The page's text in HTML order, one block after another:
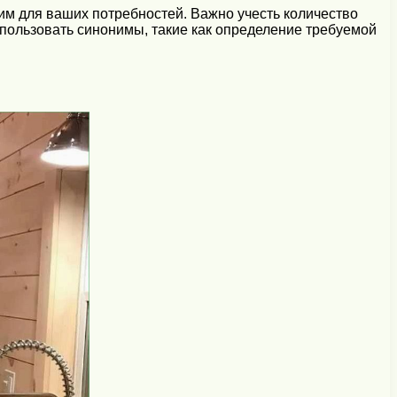
для ваших потребностей. Важно учесть количество
синонимы, такие как определение требуемой